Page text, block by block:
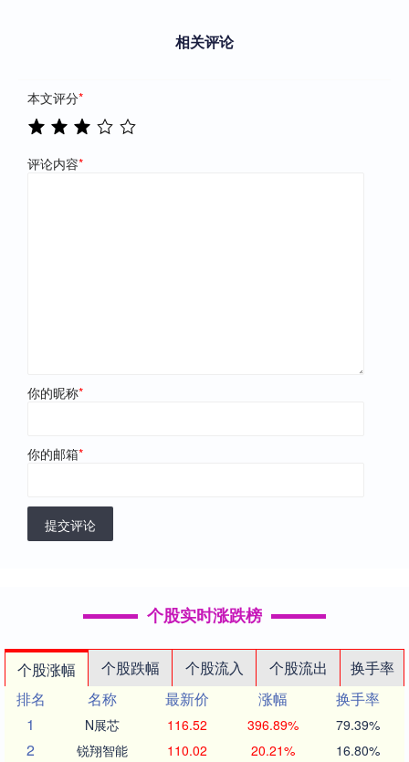
相关评论
本文评分*
评论内容*
你的昵称*
你的邮箱*
提交评论
个股实时涨跌榜
个股涨幅 个股跌幅 个股流入 个股流出
换手率
排名
名称 最新价 涨幅
换手率
1
N展芯 116.52 396.89% 79.39%
2 锐翔智能 110.02 20.21% 16.80%